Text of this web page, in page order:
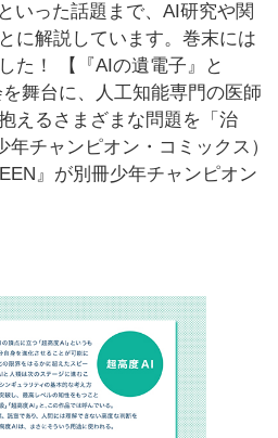
いった話題まで、AI研究や関
に解説しています。巻末には
た！ 【『AIの遺電子』と
舞台に、人工知能専門の医師
えるさまざまな問題を「治
チャンピオン・コミックス）
』が別冊少年チャンピオン